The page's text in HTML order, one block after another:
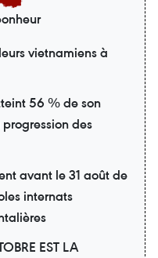
vietnamiens à
56 % de son
des
avant le 31 août de
internats
EST LA